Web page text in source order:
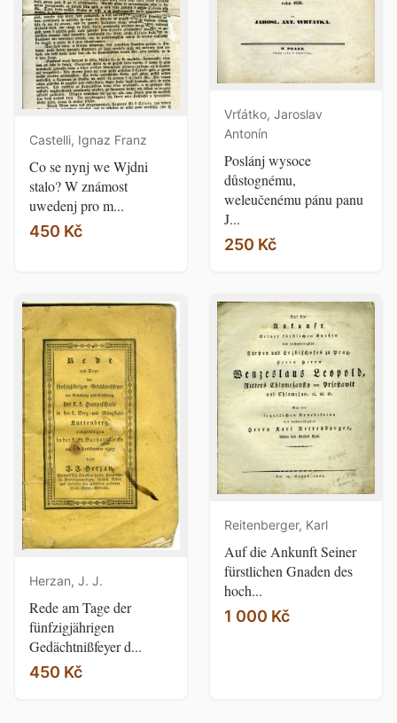
Castelli, Ignaz Franz
Co se nynj we Wjdni
stalo? W známost
uwedenj pro m...
450 Kč
Vrťátko, Jaroslav
Antonín
Poslánj wysoce
důstognému,
weleučenému pánu panu
J...
250 Kč
Herzan, J. J.
Rede am Tage der
fünfzigjährigen
Gedächtnißfeyer d...
450 Kč
Reitenberger, Karl
Auf die Ankunft Seiner
fürstlichen Gnaden des
hoch...
1 000 Kč